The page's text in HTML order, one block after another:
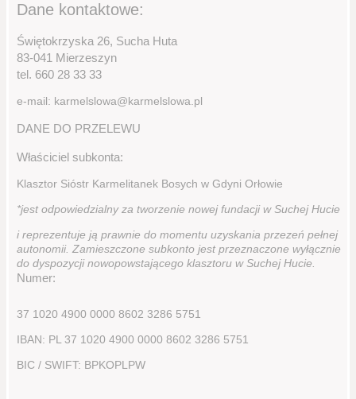
Dane kontaktowe:
Świętokrzyska 26, Sucha Huta
83-041 Mierzeszyn
tel. 660 28 33 33
e-mail: karmelslowa@karmelslowa.pl
DANE DO PRZELEWU
Właściciel subkonta:
Klasztor Sióstr Karmelitanek Bosych w Gdyni Orłowie
*jest odpowiedzialny za tworzenie nowej fundacji w Suchej Hucie
i reprezentuje ją prawnie do momentu uzyskania przezeń pełnej
autonomii. Zamieszczone subkonto jest przeznaczone wyłącznie
do dyspozycji nowopowstającego klasztoru w Suchej Hucie.
Numer:
37 1020 4900 0000 8602 3286 5751
IBAN: PL 37 1020 4900 0000 8602 3286 5751
BIC / SWIFT: BPKOPLPW